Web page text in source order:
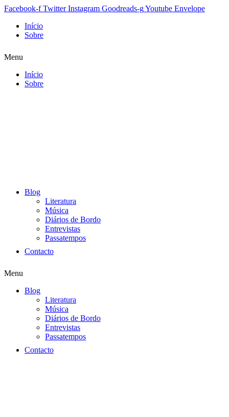
Facebook-f Twitter Instagram Goodreads-gYoutube Envelope
Início
Sobre
Menu
Início
Sobre
Blog
Literatura
Música
Diários de Bordo
Entrevistas
Passatempos
Contacto
Menu
Blog
Literatura
Música
Diários de Bordo
Entrevistas
Passatempos
Contacto